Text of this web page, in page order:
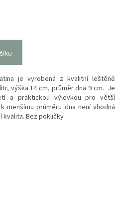
je vyrobená z kvalitní leštěné
výška 14 cm, průměr dna 9 cm. Je
a praktickou výlevkou pro větší
menšímu průměru dna není vhodná
kvalita. Bez pokličky